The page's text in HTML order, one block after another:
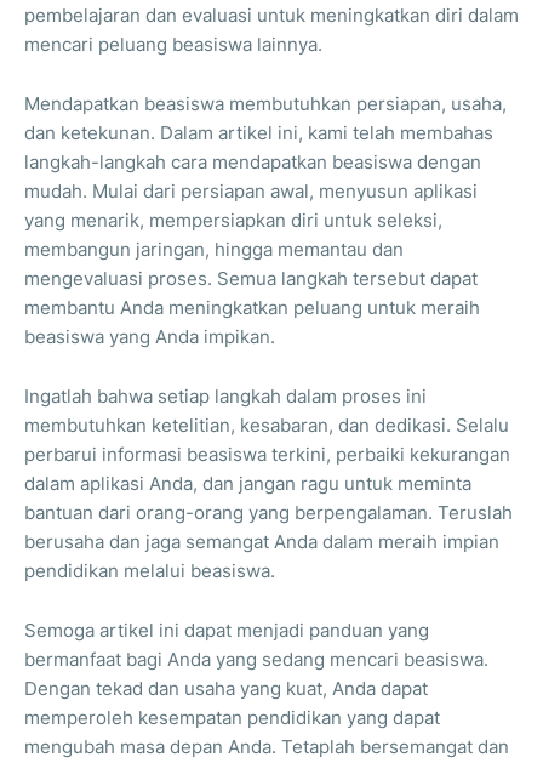
pembelajaran dan evaluasi untuk meningkatkan diri dalam
mencari peluang beasiswa lainnya.
Mendapatkan beasiswa membutuhkan persiapan, usaha,
dan ketekunan. Dalam artikel ini, kami telah membahas
langkah-langkah cara mendapatkan beasiswa dengan
mudah. Mulai dari persiapan awal, menyusun aplikasi
yang menarik, mempersiapkan diri untuk seleksi,
membangun jaringan, hingga memantau dan
mengevaluasi proses. Semua langkah tersebut dapat
membantu Anda meningkatkan peluang untuk meraih
beasiswa yang Anda impikan.
Ingatlah bahwa setiap langkah dalam proses ini
membutuhkan ketelitian, kesabaran, dan dedikasi. Selalu
perbarui informasi beasiswa terkini, perbaiki kekurangan
dalam aplikasi Anda, dan jangan ragu untuk meminta
bantuan dari orang-orang yang berpengalaman. Teruslah
berusaha dan jaga semangat Anda dalam meraih impian
pendidikan melalui beasiswa.
Semoga artikel ini dapat menjadi panduan yang
bermanfaat bagi Anda yang sedang mencari beasiswa.
Dengan tekad dan usaha yang kuat, Anda dapat
memperoleh kesempatan pendidikan yang dapat
mengubah masa depan Anda. Tetaplah bersemangat dan